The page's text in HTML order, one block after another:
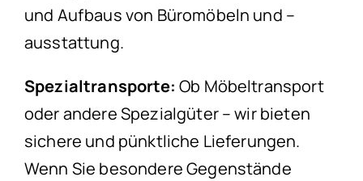
und Aufbaus von Büromöbeln und –
ausstattung.
Spezialtransporte: Ob Möbeltransport
oder andere Spezialgüter – wir bieten
sichere und pünktliche Lieferungen.
Wenn Sie besondere Gegenstände